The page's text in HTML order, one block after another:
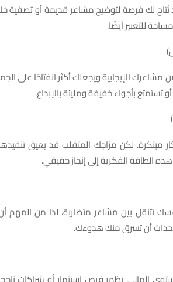
تُتاح لك فرصة لتوضيح مشاعر قديمة أو تصفية
للتعبير أيضًا.
الإيجابية ويجعلك أكثر انفتاحًا على
بأجواء خفيفة ومليئة بالإبداع.
مبتكرة. لكن مزاجك المتقلب قد يعيق
الطاقة الفكرية إلى إنجاز حقيقي.
تتنقل بين مشاعر متضاربة، لذا من المهم
أن تسرق منك هدوءك.